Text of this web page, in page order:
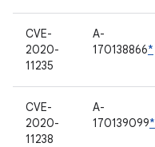
CVE-
2020-
11235
A-
170138866*
CVE-
2020-
11238
A-
170139099*